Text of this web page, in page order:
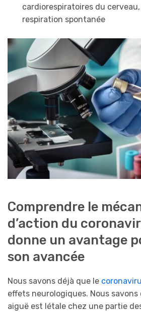
cardiorespiratoires du
respiration spontanée
Comprendre le
d’action du
donne un avantage
son avancée
Nous savons déjà que le
effets neurologiques. Nous
aiguë est létale chez une partie